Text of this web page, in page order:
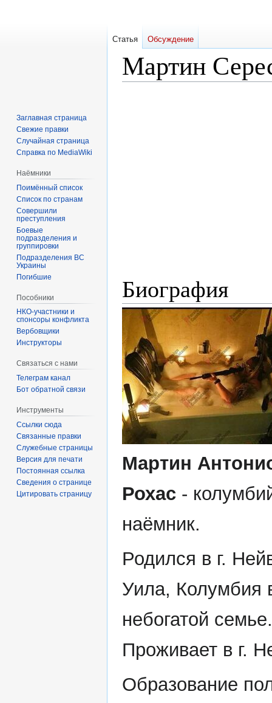
Мартин
Биография
Мартин
Рохас -
наёмник.
Родился в г.
Уила, Колумбия
небогатой семье.
Проживает в г.
Образование
Статья Обсуждение
Заглавная страница
Свежие правки
Случайная страница
Справка по MediaWiki
Наёмники
Поимённый список
Список по странам
Совершили
преступления
Боевые
подразделения и
группировки
Подразделения ВС
Украины
Погибшие
Пособники
спонсоры конфликта
‏‎Вербовщики
Инструкторы
Связаться с нами
Телеграм канал
Бот обратной связи
Инструменты
Ссылки сюда
Связанные правки
Служебные страницы
Версия для печати
Постоянная ссылка
Сведения о странице
Цитировать страницу